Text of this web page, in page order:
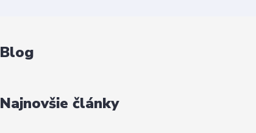
Blog
Najnovšie články